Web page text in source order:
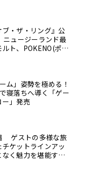
・ザ・リング』公
ュージーランド最
ト、POKENO(ポケ
イスキー「リング
ム」姿勢を極める！
寝落ちへ導く「ゲー
ー」発売
ゲストの多様な旅
ケットラインアッ
く魅力を堪能する
」新登場